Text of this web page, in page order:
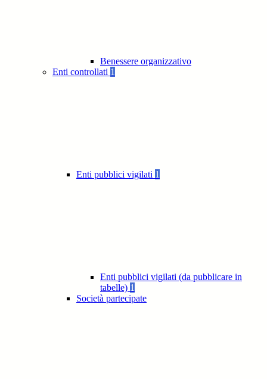
Benessere organizzativo
Enti controllati 1
Enti pubblici vigilati 1
Enti pubblici vigilati (da pubblicare in
tabelle) 1
Società partecipate